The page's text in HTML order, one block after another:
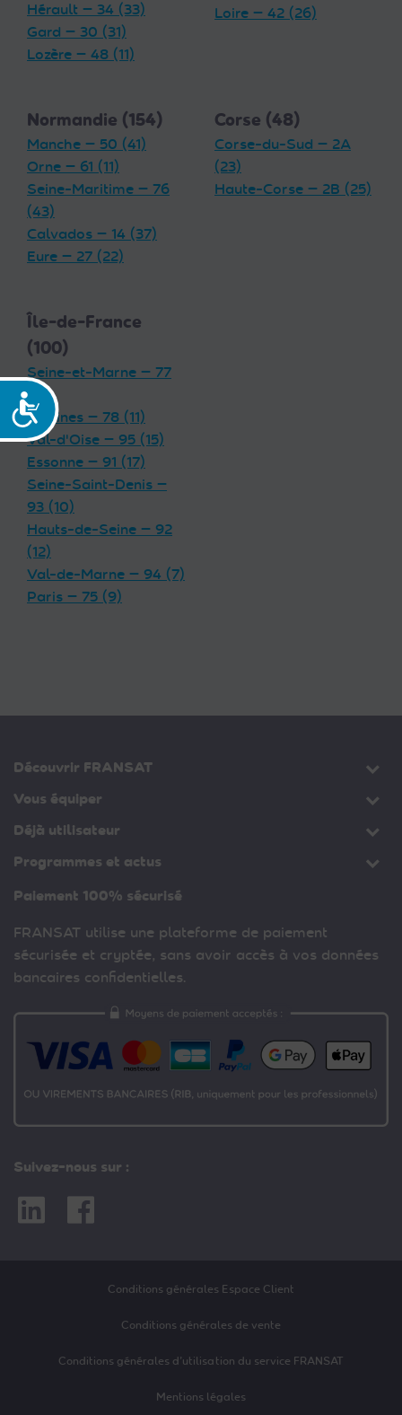
Accessibilité
Hérault — 34 (33)
Gard — 30 (31)
Lozère — 48 (11)
Loire — 42 (26)
Normandie (154)
Manche — 50 (41)
Orne — 61 (11)
Seine-Maritime — 76
(43)
Calvados — 14 (37)
Eure — 27 (22)
Corse (48)
Corse-du-Sud — 2A
(23)
Haute-Corse — 2B (25)
Île-de-France
(100)
Seine-et-Marne — 77
(19)
Yvelines — 78 (11)
Val-d'Oise — 95 (15)
Essonne — 91 (17)
Seine-Saint-Denis —
93 (10)
Hauts-de-Seine — 92
(12)
Val-de-Marne — 94 (7)
Paris — 75 (9)
Découvrir FRANSAT
Vous équiper
Déjà utilisateur
Programmes et actus
Paiement 100% sécurisé
FRANSAT utilise une plateforme de paiement
sécurisée et cryptée, sans avoir accès à vos données
bancaires confidentielles.
Suivez-nous sur :
LinkedinFacebook
Conditions générales Espace Client
Conditions générales de vente
Conditions générales d’utilisation du service FRANSAT
Mentions légales